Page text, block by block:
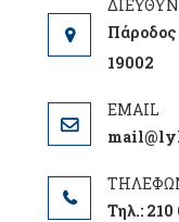
Πάροδος
19002
Τηλ.: 210